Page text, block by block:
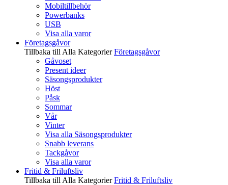
Mobiltillbehör
Powerbanks
USB
Visa alla varor
Företagsgåvor
Tillbaka till Alla Kategorier Företagsgåvor
Gåvoset
Present ideer
Säsongsprodukter
Höst
Påsk
Sommar
Vår
Vinter
Visa alla Säsongsprodukter
Snabb leverans
Tackgåvor
Visa alla varor
Fritid & Friluftsliv
Tillbaka till Alla Kategorier Fritid & Friluftsliv